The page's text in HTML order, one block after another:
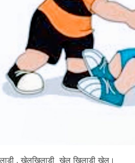
, खेलखिलाड़ी खेल खिलाड़ी खेल।